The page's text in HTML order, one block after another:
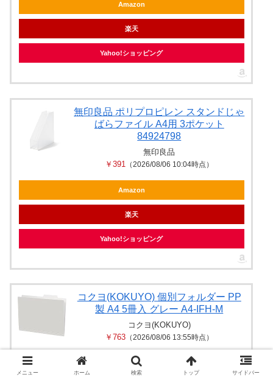
Amazon
楽天
Yahoo!ショッピング
無印良品 ポリプロピレン スタンドじゃ
ばらファイル A4用 3ポケット
84924798
無印良品
￥391
（2026/08/06 10:04時点）
Amazon
楽天
Yahoo!ショッピング
コクヨ(KOKUYO) 個別フォルダー PP
製 A4 5冊入 グレー A4-IFH-M
コクヨ(KOKUYO)
￥763 （2026/08/06 13:55時点）
Amazon
メニュー ホーム 検索 トップ サイドバー